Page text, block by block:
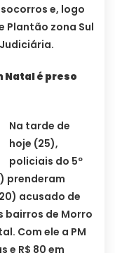
e, logo
Plantão zona Sul
Natal é preso
Na tarde de
hoje (25),
policiais do 5º
prenderam
acusado de
bairros de Morro
Com ele a PM
e R$ 80 em